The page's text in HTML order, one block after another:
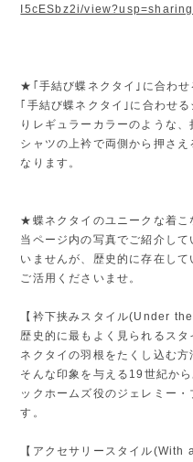
I5cESbz2i/view?usp=sharing
★｢手結び蝶ネクタイ｣に合わせ
｢手結び蝶ネクタイ｣に合わせ
りレギュラーカラーのような
シャツの上衿で両側から押さ
なります。
★蝶ネクタイのユニークな着こ
当ページ内の写真でご紹介し
いませんが、歴史的に存在し
ご活用くださいませ。
【衿下挟みスタイル(Under
歴史的に最もよく見られるス
ネクタイの羽根をたくし込む方
そんな印象を与える19世紀か
ックホームズ役のジェレミー
す。
【アクセサリースタイル(With